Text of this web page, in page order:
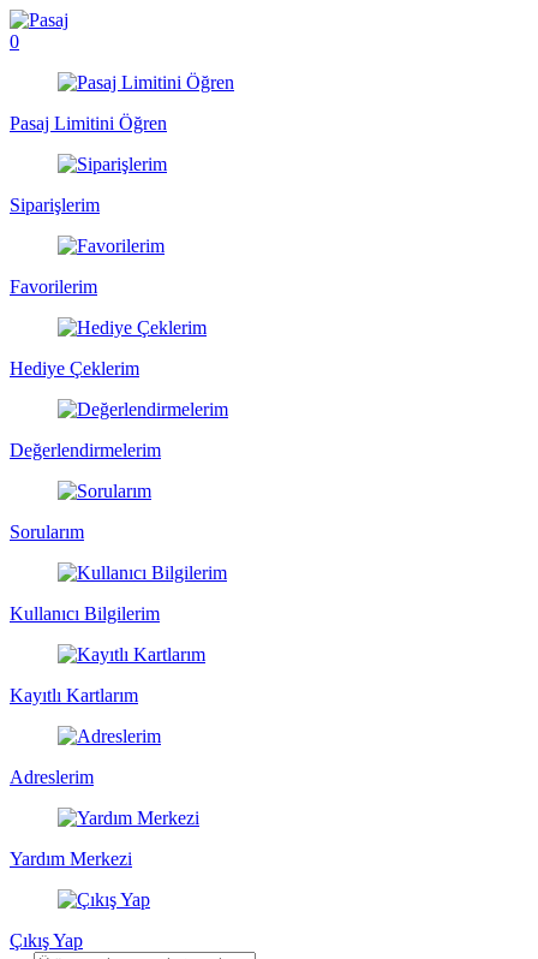
0
Pasaj Limitini Öğren
Siparişlerim
Favorilerim
Hediye Çeklerim
Değerlendirmelerim
Sorularım
Kullanıcı Bilgilerim
Kayıtlı Kartlarım
Adreslerim
Yardım Merkezi
Çıkış Yap